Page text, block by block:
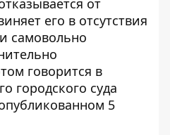
от
его в отсутствия
и самовольно
говорится в
городского суда
5